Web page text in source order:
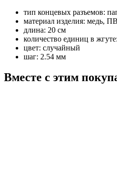
тип концевых разъемов:
материал изделия: медь,
длина: 20 см
количество единиц в
цвет: случайный
шаг: 2.54 мм
Вместе с этим